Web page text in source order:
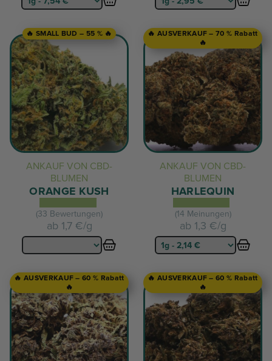
🔥 SMALL BUD – 55 % 🔥
ANKAUF VON CBD-
BLUMEN
ORANGE KUSH
(33 Bewertungen)
ab 1,7 €/g
🔥 AUSVERKAUF – 70 % Rabatt
🔥
ANKAUF VON CBD-
BLUMEN
HARLEQUIN
(14 Meinungen)
ab 1,3 €/g
🔥 AUSVERKAUF – 60 % Rabatt
🔥
🔥 AUSVERKAUF – 60 % Rabatt
🔥